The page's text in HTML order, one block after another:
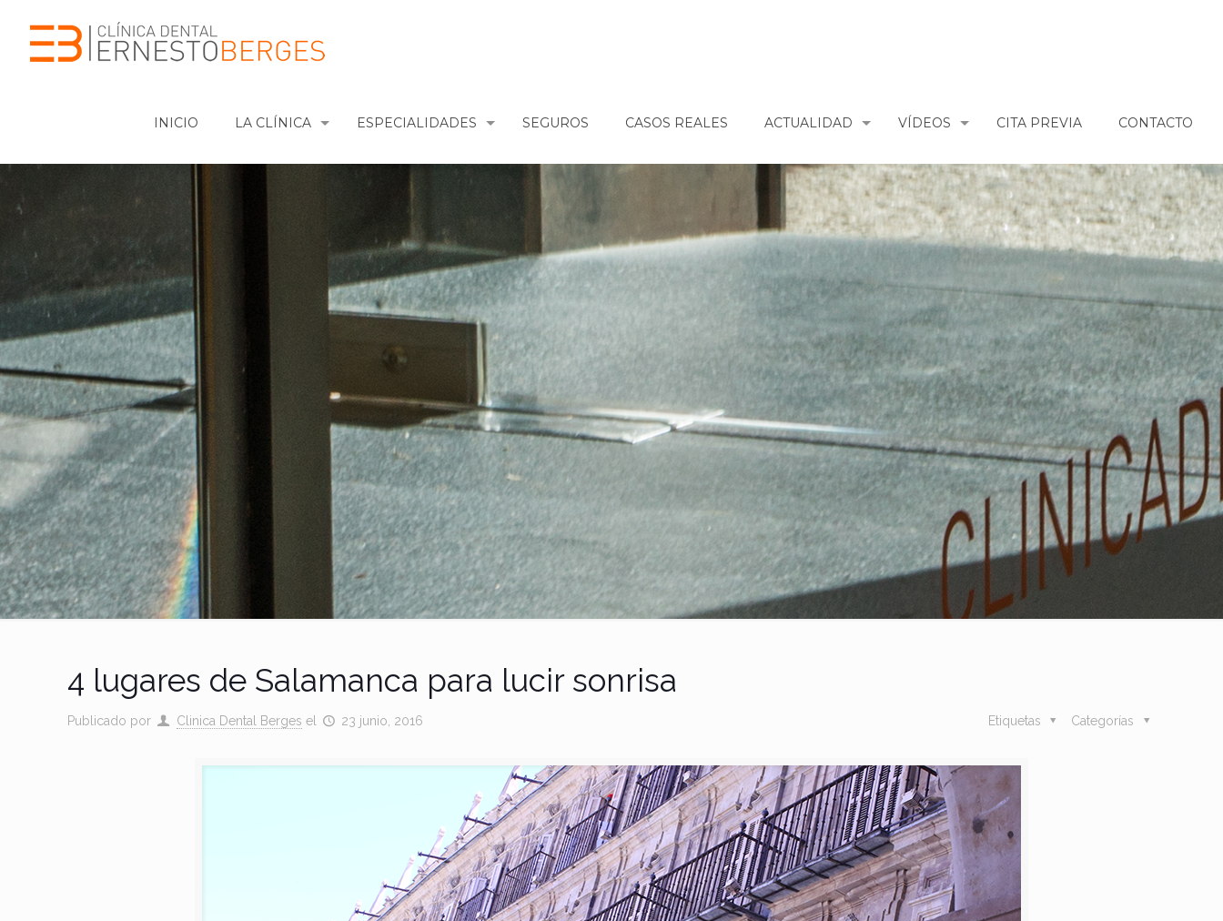
INICIO LA CLÍNICA ESPECIALIDADES SEGUROS CASOS REALES ACTUALIDAD VÍDEOS CITA PREVIA CONTACTO
4 lugares de Salamanca para lucir sonrisa
Publicado por Clinica Dental Berges el 23 junio, 2016 Categorías
Etiquetas